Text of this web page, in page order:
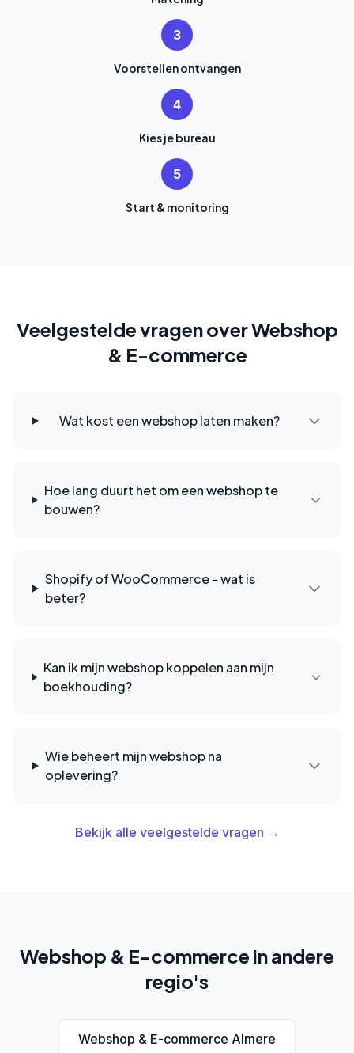
3
Voorstellen ontvangen
4
Kies je bureau
5
Start & monitoring
Veelgestelde vragen over Webshop
& E-commerce
Wat kost een webshop laten maken?
Hoe lang duurt het om een webshop te
bouwen?
Shopify of WooCommerce - wat is
beter?
Kan ik mijn webshop koppelen aan mijn
boekhouding?
Wie beheert mijn webshop na
oplevering?
Bekijk alle veelgestelde vragen →
Webshop & E-commerce in andere
regio's
Webshop & E-commerce Almere